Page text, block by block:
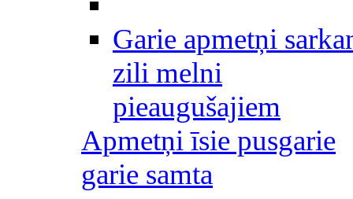
Garie apmetņi
zili melni
pieaugušajiem
Apmetņi īsie pusgarie
garie samta